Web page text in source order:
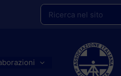
Ricerca
per: